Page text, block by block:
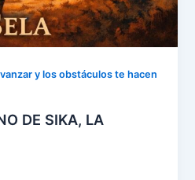
y los obstáculos te hacen
DE SIKA, LA